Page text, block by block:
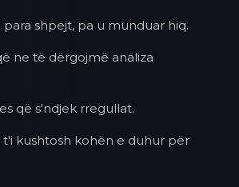
shpejt, pa u munduar hiq.
ne të dërgojmë analiza
që s'ndjek rregullat.
t'i kushtosh kohën e duhur për